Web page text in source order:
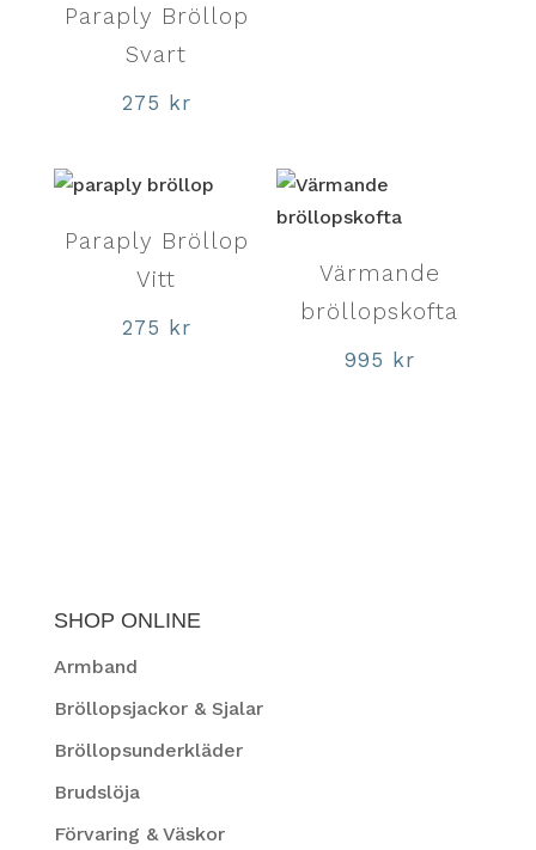
Paraply Bröllop
Svart
275 kr
Paraply Bröllop
Vitt
275 kr
Värmande
bröllopskofta
995 kr
SHOP ONLINE
Armband
Bröllopsjackor & Sjalar
Bröllopsunderkläder
Brudslöja
Förvaring & Väskor